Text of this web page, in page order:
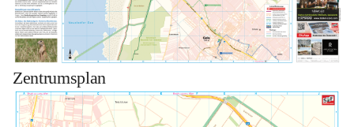
Zentrumsplan